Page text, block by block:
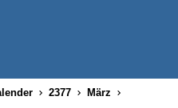
2377
März